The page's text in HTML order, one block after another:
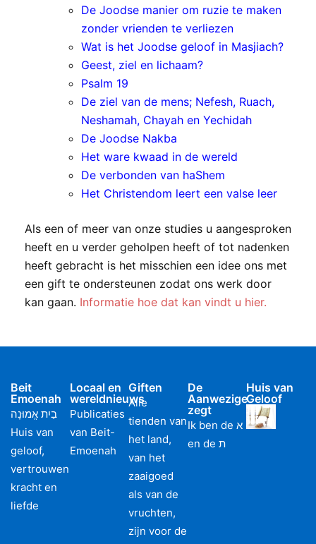
De Joodse manier om ruzie te maken
zonder vrienden te verliezen
Wat is het Joodse geloof in Masjiach?
Geest, ziel en lichaam?
Psalm 19
De ziel van de mens; Nefesh, Ruach,
Neshamah, Chayah en Yechidah
De Joodse Nakba
Het ware kwaad in de wereld
De verbonden van haShem
Het Christendom leert een valse leer
Als een of meer van onze studies u aangesproken
heeft en u verder geholpen heeft of tot nadenken
heeft gebracht is het misschien een idee ons met
een gift te ondersteunen zodat ons werk door
kan gaan. Informatie hoe dat kan vindt u hier.
Beit
Emoenah
בַיִת אֱמוּנָה
Huis van
geloof,
vertrouwen
kracht en
liefde
Locaal en
wereldnieuws
Publicaties
van Beit-
Emoenah
Giften
Alle
tienden van
het land,
van het
zaaigoed
als van de
vruchten,
zijn voor de
De
Aanwezige
zegt
Ik ben de א
en de ת
Huis van
Geloof